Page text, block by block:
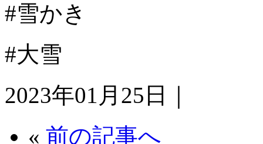
#雪かき
#大雪
2023年01月25日｜
« 前の記事へ